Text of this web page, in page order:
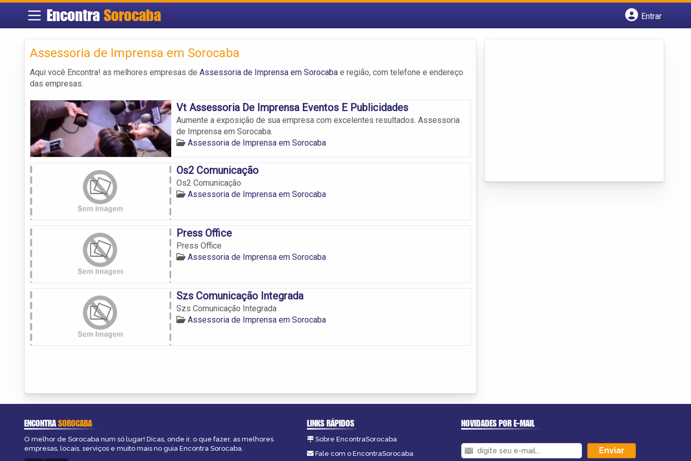
Encontra Sorocaba
Entrar
Assessoria de Imprensa em Sorocaba
Aqui você Encontra! as melhores empresas de Assessoria de Imprensa em Sorocaba e região, com telefone e endereço
das empresas.
Vt Assessoria De Imprensa Eventos E Publicidades
Aumente a exposição de sua empresa com excelentes resultados. Assessoria
de Imprensa em Sorocaba.
Assessoria de Imprensa em Sorocaba
Os2 Comunicação
Os2 Comunicação
Assessoria de Imprensa em Sorocaba
Press Office
Press Office
Assessoria de Imprensa em Sorocaba
Szs Comunicação Integrada
Szs Comunicação Integrada
Assessoria de Imprensa em Sorocaba
ENCONTRASOROCABA
O melhor de Sorocaba num só lugar! Dicas, onde ir, o que fazer, as melhores
empresas, locais, serviços e muito mais no guia Encontra Sorocaba.
LINKS RÁPIDOS
Sobre EncontraSorocaba
Fale com o EncontraSorocaba
NOVIDADES POR E-MAIL